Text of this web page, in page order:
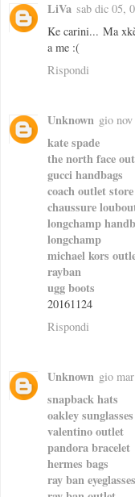
LiVa sab dic 05,
Ke carini... Ma
a me :(
Rispondi
Unknown gio
kate spade
the north face
gucci handbags
coach outlet store
chaussure
longchamp
longchamp
michael kors
rayban
ugg boots
20161124
Rispondi
Unknown gio
snapback hats
oakley
valentino outlet
pandora bracelet
hermes bags
ray ban eyeglasses